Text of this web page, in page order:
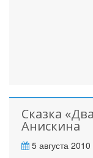
Сказка
Анискина
5 августа 2010